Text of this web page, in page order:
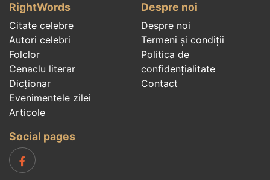
RightWords
Citate celebre
Autori celebri
Folclor
Cenaclu literar
Dicționar
Evenimentele zilei
Articole
Despre noi
Despre noi
Termeni și condiții
Politica de
confidenţialitate
Contact
Social pages